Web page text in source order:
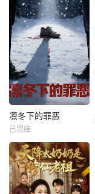
凛冬下的罪恶
已完结